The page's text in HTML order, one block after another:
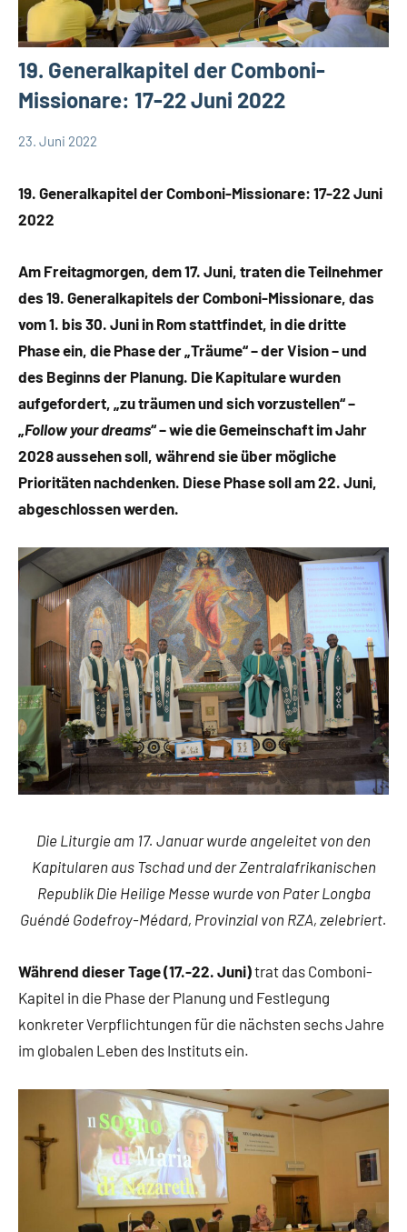
19. Generalkapitel der Comboni-
Missionare: 17-22 Juni 2022
Generalkapitel
2022
23. Juni 2022
19. Generalkapitel der Comboni-Missionare: 17-22 Juni
2022
Am Freitagmorgen, dem 17. Juni, traten die Teilnehmer
des 19. Generalkapitels der Comboni-Missionare, das
vom 1. bis 30. Juni in Rom stattfindet, in die dritte
Phase ein, die Phase der „Träume“ – der Vision – und
des Beginns der Planung. Die Kapitulare wurden
aufgefordert, „zu träumen und sich vorzustellen“ –
Follow your dreams“ – wie die Gemeinschaft im Jahr
2028 aussehen soll, während sie über mögliche
Prioritäten nachdenken. Diese Phase soll am 22. Juni,
abgeschlossen werden.
Die Liturgie am 17. Januar wurde angeleitet von den
Kapitularen aus Tschad und der Zentralafrikanischen
Republik Die Heilige Messe wurde von Pater Longba
Guéndé Godefroy-Médard, Provinzial von RZA, zelebriert.
Während dieser Tage (17.-22. Juni)trat das Comboni-
Kapitel in die Phase der Planung und Festlegung
konkreter Verpflichtungen für die nächsten sechs Jahre
im globalen Leben des Instituts ein.